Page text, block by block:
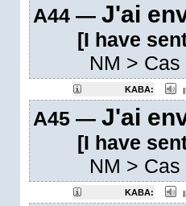
A44 — J'ai
[I have
NM > Cas
KABA:
A45 — J'ai
[I have
NM > Cas
KABA: